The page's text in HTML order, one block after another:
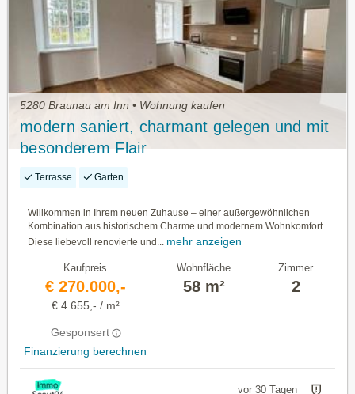
5280 Braunau am Inn • Wohnung kaufen
modern saniert, charmant gelegen und mit
besonderem Flair
Terrasse Garten
Willkommen in Ihrem neuen Zuhause – einer außergewöhnlichen
Kombination aus historischem Charme und modernem Wohnkomfort.
Diese liebevoll renovierte und... mehr anzeigen
Kaufpreis
€ 270.000,-
€ 4.655,- / m²
Gesponsert
Finanzierung berechnen
Wohnfläche
58 m²
Zimmer
2
vor 30 Tagen